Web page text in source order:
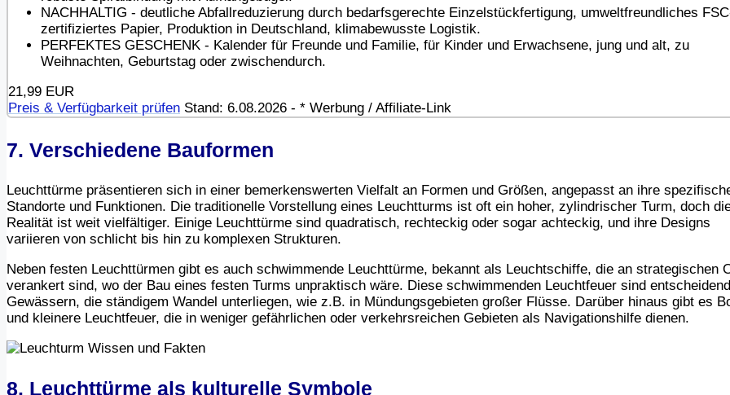
NACHHALTIG - deutliche Abfallreduzierung durch bedarfsgerechte Einzelstückfertigung, umweltfreundliches
zertifiziertes Papier, Produktion in Deutschland, klimabewusste Logistik.
PERFEKTES GESCHENK - Kalender für Freunde und Familie, für Kinder und Erwachsene, jung und alt, zu
Weihnachten, Geburtstag oder zwischendurch.
21,99 EUR
Preis & Verfügbarkeit prüfen Stand: 6.08.2026 - * Werbung / Affiliate-Link
7. Verschiedene Bauformen
Leuchttürme präsentieren sich in einer bemerkenswerten Vielfalt an Formen und Größen, angepasst an ihre
Standorte und Funktionen. Die traditionelle Vorstellung eines Leuchtturms ist oft ein hoher, zylindrischer Turm, doch
Realität ist weit vielfältiger. Einige Leuchttürme sind quadratisch, rechteckig oder sogar achteckig, und ihre Designs
variieren von schlicht bis hin zu komplexen Strukturen.
Neben festen Leuchttürmen gibt es auch schwimmende Leuchttürme, bekannt als Leuchtschiffe, die an strategischen
verankert sind, wo der Bau eines festen Turms unpraktisch wäre. Diese schwimmenden Leuchtfeuer sind
Gewässern, die ständigem Wandel unterliegen, wie z.B. in Mündungsgebieten großer Flüsse. Darüber hinaus gibt es
und kleinere Leuchtfeuer, die in weniger gefährlichen oder verkehrsreichen Gebieten als Navigationshilfe dienen.
8. Leuchttürme als kulturelle Symbole